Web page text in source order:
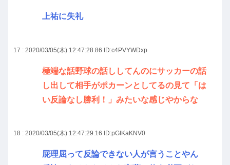
上祐に失礼
17 : 2020/03/05(木) 12:47:28.86 ID:c4PVYWDxp
極端な話野球の話ししてんのにサッカーの話
し出して相手がポカーンとしてるの見て「は
い反論なし勝利！」みたいな感じやからな
18 : 2020/03/05(木) 12:47:29.16 ID:pGIKaKNV0
屁理屈って反論できない人が言うことやん